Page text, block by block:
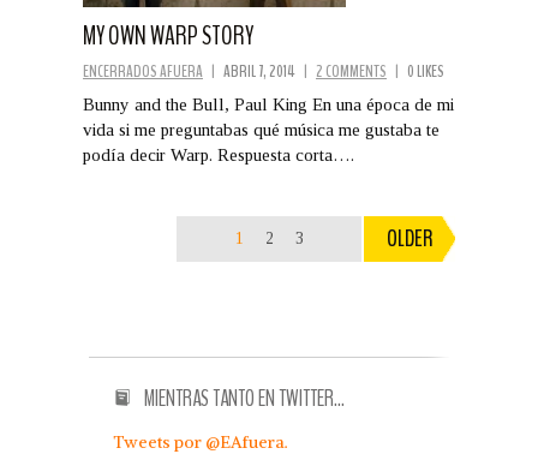
MY OWN WARP STORY
ENCERRADOS AFUERA | ABRIL 7, 2014 | 2 COMMENTS | 0 LIKES
Bunny and the Bull, Paul King En una época de mi
vida si me preguntabas qué música me gustaba te
podía decir Warp. Respuesta corta….
1 2 3 OLDER
MIENTRAS TANTO EN TWITTER…
Tweets por @EAfuera.